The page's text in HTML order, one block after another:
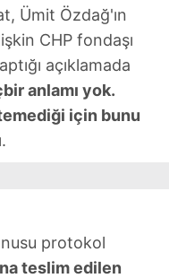
Ümit Özdağ'ın
CHP fondaşı
açıklamada
anlamı yok.
için bunu
protokol
teslim edilen